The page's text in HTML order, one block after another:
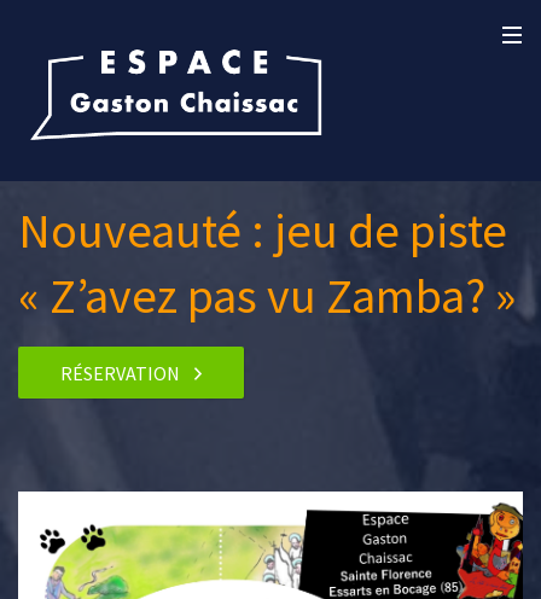
Nouveauté : jeu de piste
« Z’avez pas vu Zamba? »
RÉSERVATION